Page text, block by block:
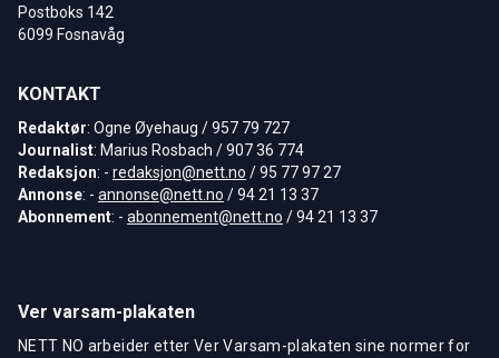
Postboks 142
6099 Fosnavåg
KONTAKT
Redaktør: Ogne Øyehaug / 957 79 727
Journalist: Marius Rosbach / 907 36 774
Redaksjon: - redaksjon@nett.no / 95 77 97 27
Annonse: - annonse@nett.no / 94 21 13 37
Abonnement: - abonnement@nett.no / 94 21 13 37
Ver varsam-plakaten
NETT NO arbeider etter Ver Varsam-plakaten sine normer for